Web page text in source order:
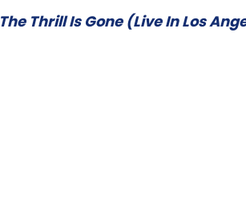
The Thrill Is Gone (Live In Los